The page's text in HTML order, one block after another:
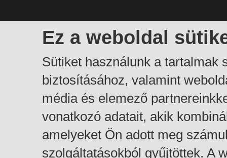
Ez a weboldal
Sütiket használunk a tartalmak
biztosításához, valamint
média és elemező
vonatkozó adatait, akik
amelyeket Ön adott meg
szolgáltatásokból gyűjtöttek. A